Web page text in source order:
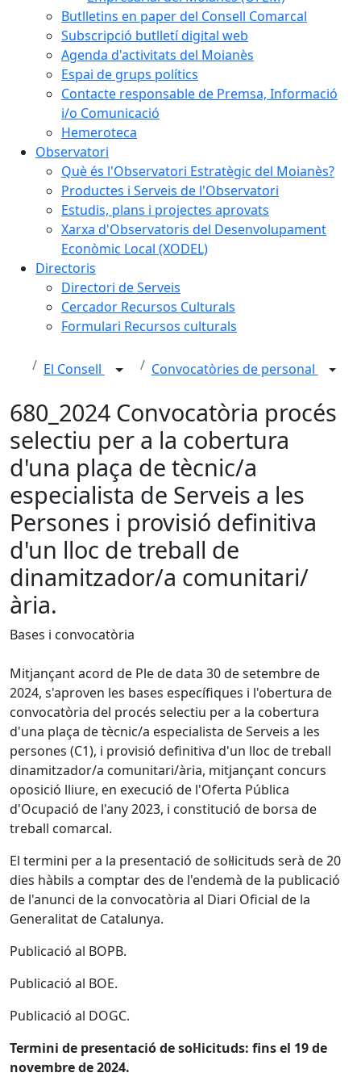
Butlletins en paper del Consell Comarcal
Subscripció butlletí digital web
Agenda d'activitats del Moianès
Espai de grups polítics
Contacte responsable de Premsa, Informació
i/o Comunicació
Hemeroteca
Observatori
Què és l'Observatori Estratègic del Moianès?
Productes i Serveis de l'Observatori
Estudis, plans i projectes aprovats
Xarxa d'Observatoris del Desenvolupament
Econòmic Local (XODEL)
Directoris
Directori de Serveis
Cercador Recursos Culturals
Formulari Recursos culturals
El Consell Convocatòries de personal
680_2024 Convocatòria procés
selectiu per a la cobertura
d'una plaça de tècnic/a
especialista de Serveis a les
Persones i provisió definitiva
d'un lloc de treball de
dinamitzador/a comunitari/
ària.
Bases i convocatòria
Mitjançant acord de Ple de data 30 de setembre de
2024, s'aproven les bases específiques i l'obertura de
convocatòria del procés selectiu per a la cobertura
d'una plaça de tècnic/a especialista de Serveis a les
persones (C1), i provisió definitiva d'un lloc de treball
dinamitzador/a comunitari/ària, mitjançant concurs
oposició lliure, en execució de l'Oferta Pública
d'Ocupació de l'any 2023, i constitució de borsa de
treball comarcal.
El termini per a la presentació de sol·licituds serà de 20
dies hàbils a comptar des de l'endemà de la publicació
de l'anunci de la convocatòria al Diari Oficial de la
Generalitat de Catalunya.
Publicació al BOPB.
Publicació al BOE.
Publicació al DOGC.
Termini de presentació de sol·licituds: fins el 19 de
novembre de 2024.